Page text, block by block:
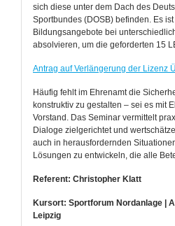
sich diese unter dem Dach des
Sportbundes (DOSB) befinden. Es
Bildungsangebote bei
absolvieren, um die geforderten 15
Antrag auf Verlängerung der Lizenz
Häufig fehlt im Ehrenamt die
konstruktiv zu gestalten – sei es mit
Vorstand. Das Seminar vermittelt
Dialoge zielgerichtet und
auch in herausfordernden
Lösungen zu entwickeln, die alle
Referent: Christopher Klatt
Kursort: Sportforum Nordanlage |
Leipzig